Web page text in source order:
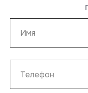
Компания-импортер:
115487, Москва, ул.
стр. 5
Телефон:+7 (495) 363-
E-mail:info@floorfort.ru